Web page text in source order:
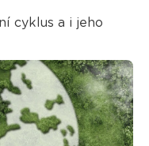
cyklus a i jeho